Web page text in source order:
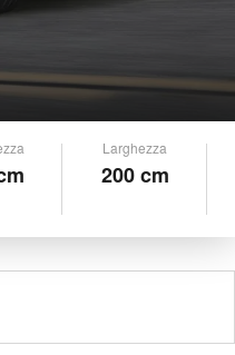
Larghezza
200 cm